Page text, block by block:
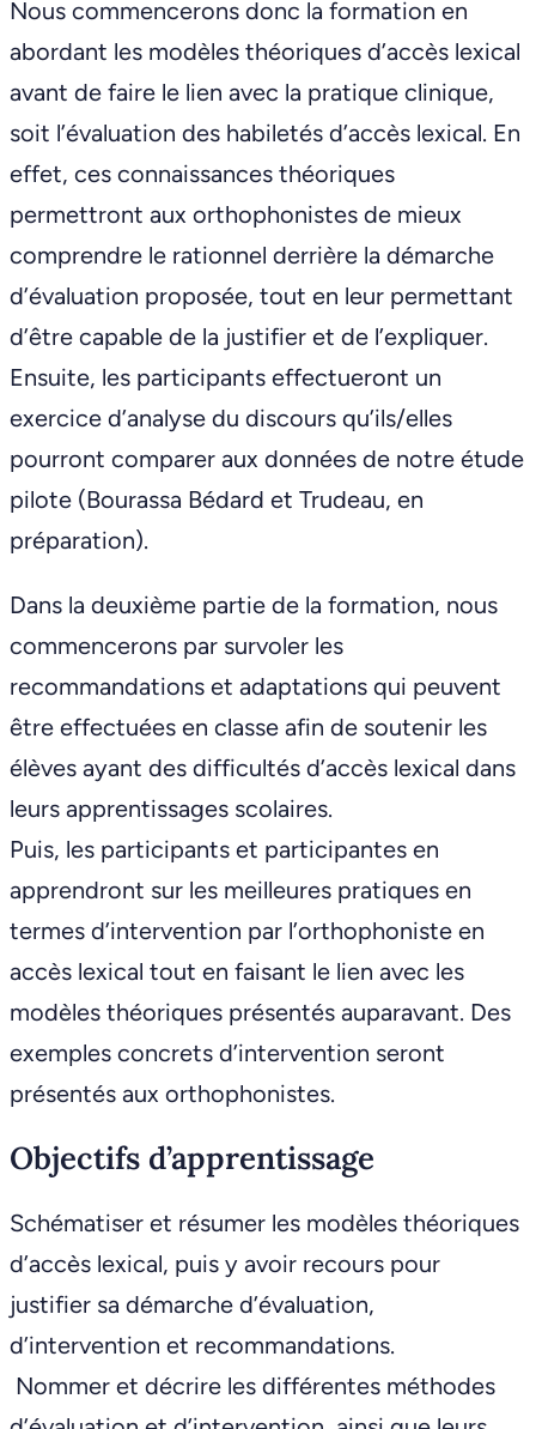
Nous commencerons donc la formation en
abordant les modèles théoriques d’accès lexical
avant de faire le lien avec la pratique clinique,
soit l’évaluation des habiletés d’accès lexical. En
effet, ces connaissances théoriques
permettront aux orthophonistes de mieux
comprendre le rationnel derrière la démarche
d’évaluation proposée, tout en leur permettant
d’être capable de la justifier et de l’expliquer.
Ensuite, les participants effectueront un
exercice d’analyse du discours qu’ils/elles
pourront comparer aux données de notre étude
pilote (Bourassa Bédard et Trudeau, en
préparation).
Dans la deuxième partie de la formation, nous
commencerons par survoler les
recommandations et adaptations qui peuvent
être effectuées en classe afin de soutenir les
élèves ayant des difficultés d’accès lexical dans
leurs apprentissages scolaires.
Puis, les participants et participantes en
apprendront sur les meilleures pratiques en
termes d’intervention par l’orthophoniste en
accès lexical tout en faisant le lien avec les
modèles théoriques présentés auparavant. Des
exemples concrets d’intervention seront
présentés aux orthophonistes.
Objectifs d’apprentissage
Schématiser et résumer les modèles théoriques
d’accès lexical, puis y avoir recours pour
justifier sa démarche d’évaluation,
d’intervention et recommandations.
Nommer et décrire les différentes méthodes